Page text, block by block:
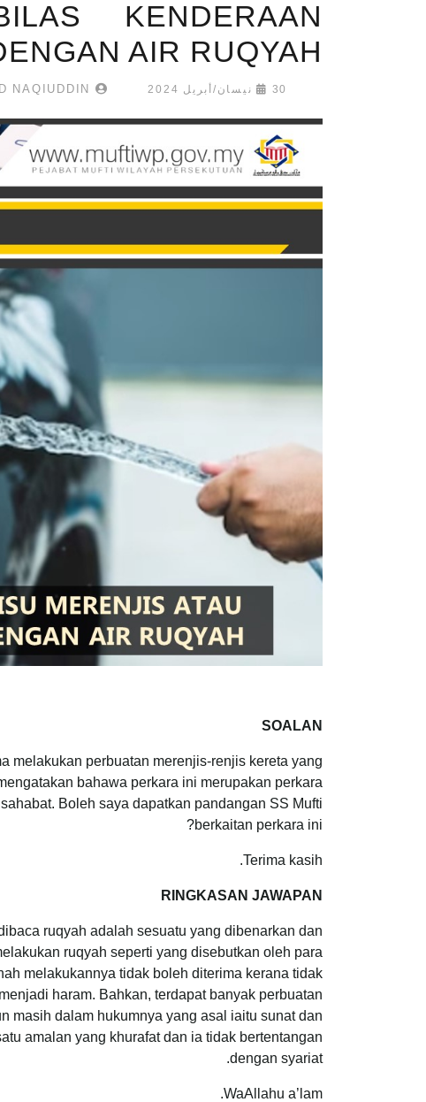
KENDERAAN
AIR RUQYAH
30 نيسان/أبريل 2024
SOALAN
melakukan perbuatan merenjis-renjis kereta yang
bahawa perkara ini merupakan perkara
Boleh saya dapatkan pandangan SS Mufti
berkaitan perkara ini?
Terima kasih.
RINGKASAN JAWAPAN
ruqyah adalah sesuatu yang dibenarkan dan
ruqyah seperti yang disebutkan oleh para
melakukannya tidak boleh diterima kerana tidak
haram. Bahkan, terdapat banyak perbuatan
masih dalam hukumnya yang asal iaitu sunat dan
amalan yang khurafat dan ia tidak bertentangan
dengan syariat.
WaAllahu a’lam.